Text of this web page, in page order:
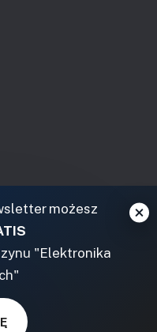
możesz
"Elektronika